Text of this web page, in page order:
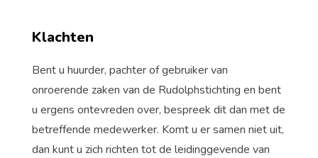
Klachten
Bent u huurder, pachter of gebruiker van
onroerende zaken van de Rudolphstichting en bent
u ergens ontevreden over, bespreek dit dan met de
betreffende medewerker. Komt u er samen niet uit,
dan kunt u zich richten tot de leidinggevende van